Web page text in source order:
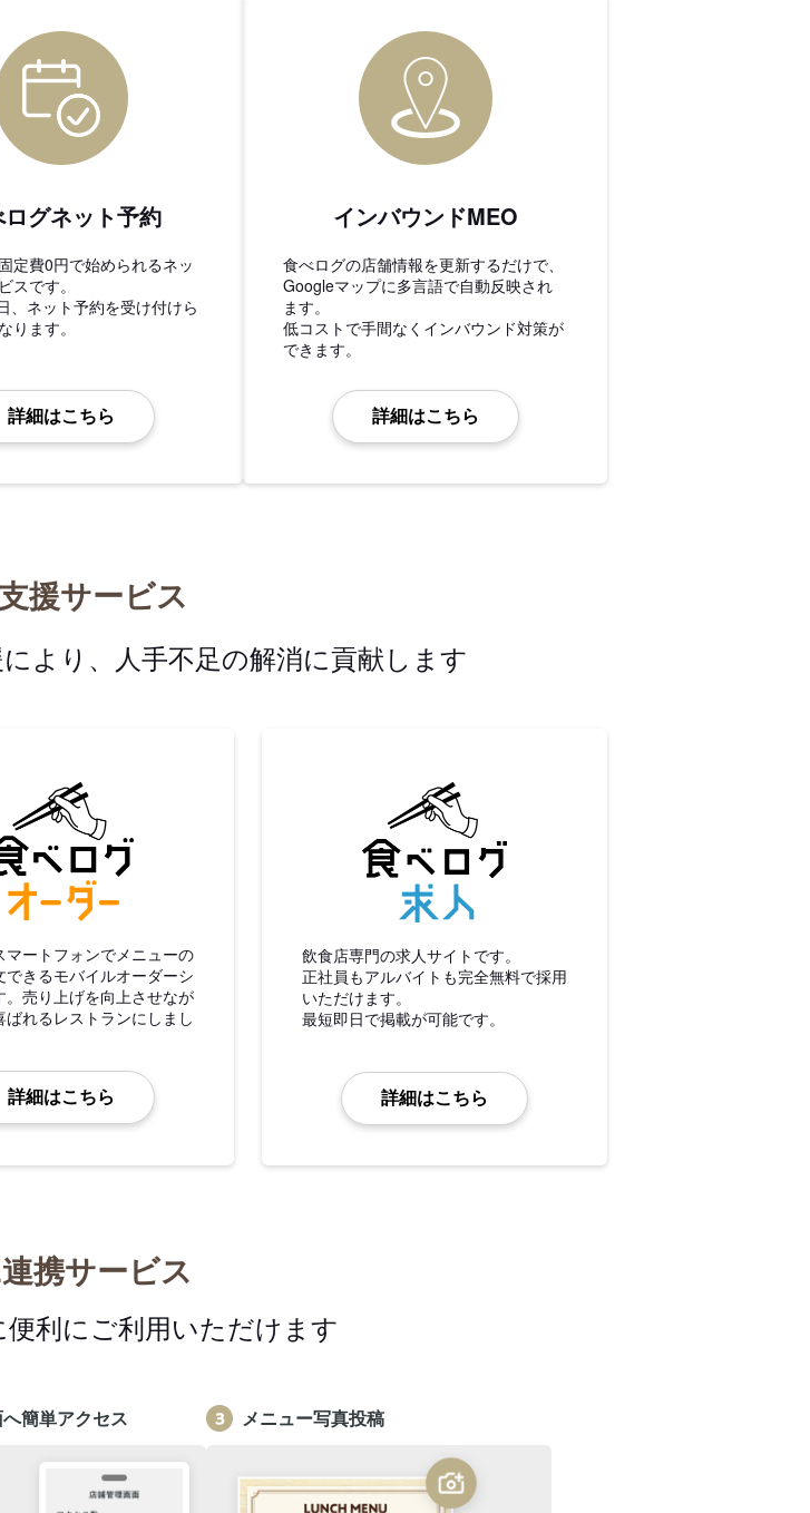
グネット予約
定費0円で始められるネッ
スです。
、ネット予約を受け付けら
ります。
詳細はこちら
インバウンドMEO
食べログの店舗情報を更新するだけで、
Googleマップに多言語で自動反映され
ます。
低コストで手間なくインバウンド対策が
できます。
詳細はこちら
援サービス
より、人手不足の解消に貢献します
マートフォンでメニューの
できるモバイルオーダーシ
。売り上げを向上させなが
ばれるレストランにしまし
詳細はこちら
飲食店専門の求人サイトです。
正社員もアルバイトも完全無料で採用
いただけます。
最短即日で掲載が可能です。
詳細はこちら
携サービス
利にご利用いただけます
簡単アクセス メニュー写真投稿